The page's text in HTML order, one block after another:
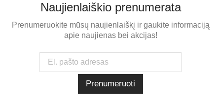
Naujienlaiškio prenumerata
Prenumeruokite mūsų naujienlaiškį ir gaukite informaciją
apie naujienas bei akcijas!